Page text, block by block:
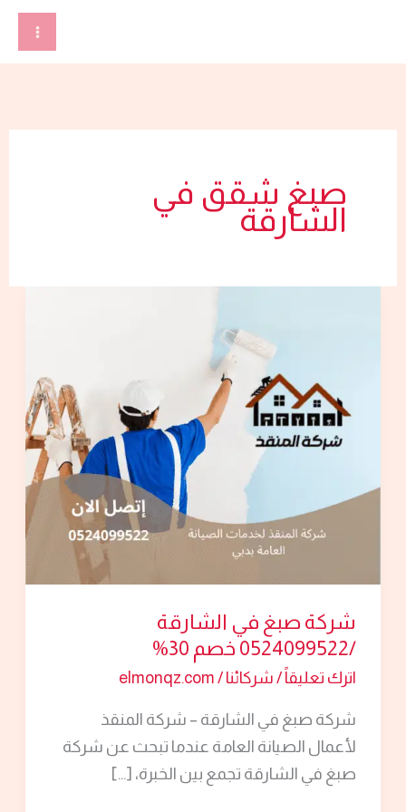
المحتوى
صبغ شقق في
الشارقة
شركة صبغ في الشارقة
/0524099522 خصم 30%
اترك تعليقاً /شركائنا/
elmonqz.com
شركة صبغ في الشارقة – شركة المنقذ
لأعمال الصيانة العامة عندما تبحث عن شركة
صبغ في الشارقة تجمع بين الخبرة، […]
الشارقة
/0524099522
خصم